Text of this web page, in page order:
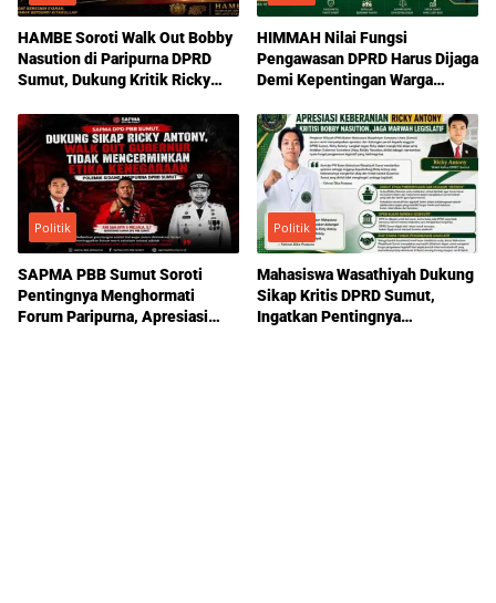
HAMBE Soroti Walk Out Bobby
Nasution di Paripurna DPRD
Sumut, Dukung Kritik Ricky
HIMMAH Nilai Fungsi
Pengawasan DPRD Harus Dijaga
Demi Kepentingan Warga
Politik
SAPMA PBB Sumut Soroti
Pentingnya Menghormati
Forum Paripurna, Apresiasi
Politik
Mahasiswa Wasathiyah Dukung
Sikap Kritis DPRD Sumut,
Ingatkan Pentingnya